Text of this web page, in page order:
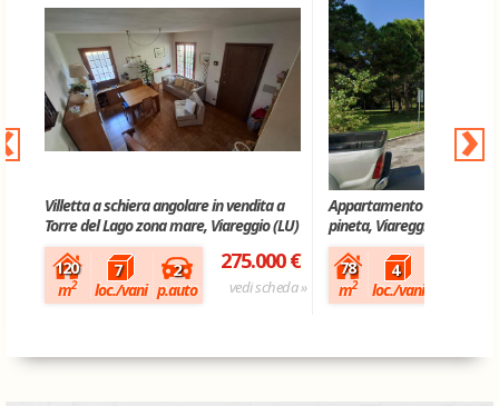
Villetta a schiera angolare in vendita a
Torre del Lago zona mare, Viareggio (LU)
120
m2
7
loc./vani
2
p.auto
275.000 €
vedi scheda »
Appartamento in vendita
pineta, Viareggio (LU)
78
m2
4
loc./vani
›